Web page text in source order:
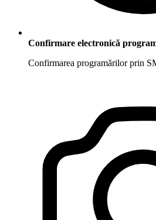
Confirmare electronică
Confirmarea programărilor prin